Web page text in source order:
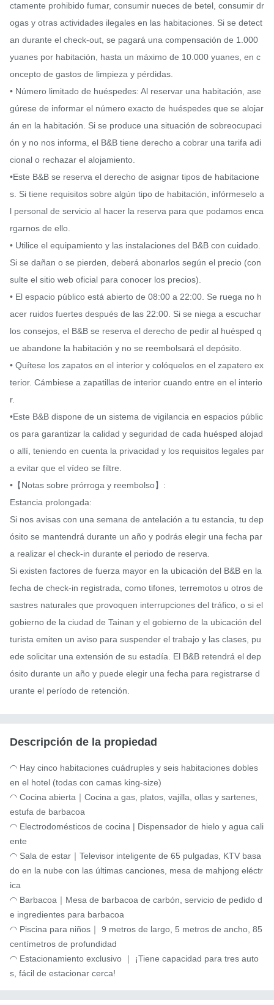
ctamente prohibido fumar, consumir nueces de betel, consumir dr
ogas y otras actividades ilegales en las habitaciones. Si se detect
an durante el check-out, se pagará una compensación de 1.000
yuanes por habitación, hasta un máximo de 10.000 yuanes, en c
oncepto de gastos de limpieza y pérdidas.
• Número limitado de huéspedes: Al reservar una habitación, ase
gúrese de informar el número exacto de huéspedes que se alojar
án en la habitación. Si se produce una situación de sobreocupaci
ón y no nos informa, el B&B tiene derecho a cobrar una tarifa adi
cional o rechazar el alojamiento.
•Este B&B se reserva el derecho de asignar tipos de habitacione
s. Si tiene requisitos sobre algún tipo de habitación, infórmeselo a
l personal de servicio al hacer la reserva para que podamos enca
rgarnos de ello.
• Utilice el equipamiento y las instalaciones del B&B con cuidado.
Si se dañan o se pierden, deberá abonarlos según el precio (con
sulte el sitio web oficial para conocer los precios).
• El espacio público está abierto de 08:00 a 22:00. Se ruega no h
acer ruidos fuertes después de las 22:00. Si se niega a escuchar
los consejos, el B&B se reserva el derecho de pedir al huésped q
ue abandone la habitación y no se reembolsará el depósito.
• Quítese los zapatos en el interior y colóquelos en el zapatero ex
terior. Cámbiese a zapatillas de interior cuando entre en el interio
r.
•Este B&B dispone de un sistema de vigilancia en espacios públic
os para garantizar la calidad y seguridad de cada huésped alojad
o allí, teniendo en cuenta la privacidad y los requisitos legales par
a evitar que el vídeo se filtre.
•【Notas sobre prórroga y reembolso】:
Estancia prolongada:
Si nos avisas con una semana de antelación a tu estancia, tu dep
ósito se mantendrá durante un año y podrás elegir una fecha par
a realizar el check-in durante el periodo de reserva.
Si existen factores de fuerza mayor en la ubicación del B&B en la
fecha de check-in registrada, como tifones, terremotos u otros de
sastres naturales que provoquen interrupciones del tráfico, o si el
gobierno de la ciudad de Tainan y el gobierno de la ubicación del
turista emiten un aviso para suspender el trabajo y las clases, pu
ede solicitar una extensión de su estadía. El B&B retendrá el dep
ósito durante un año y puede elegir una fecha para registrarse d
urante el período de retención.
Descripción de la propiedad
◠ Hay cinco habitaciones cuádruples y seis habitaciones dobles
en el hotel (todas con camas king-size)
◠ Cocina abierta｜Cocina a gas, platos, vajilla, ollas y sartenes,
estufa de barbacoa
◠ Electrodomésticos de cocina | Dispensador de hielo y agua cali
ente
◠ Sala de estar｜Televisor inteligente de 65 pulgadas, KTV basa
do en la nube con las últimas canciones, mesa de mahjong eléctr
ica
◠ Barbacoa｜Mesa de barbacoa de carbón, servicio de pedido d
e ingredientes para barbacoa
◠ Piscina para niños｜ 9 metros de largo, 5 metros de ancho, 85
centímetros de profundidad
◠ Estacionamiento exclusivo ｜ ¡Tiene capacidad para tres auto
s, fácil de estacionar cerca!